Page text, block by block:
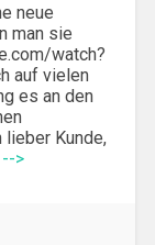
neue
man sie
watch?
auf vielen
es an den
lieber Kunde,
>